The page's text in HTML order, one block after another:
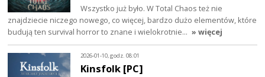
Wszystko już było. W Total Chaos też nie
znajdziecie niczego nowego, co więcej, bardzo dużo elementów, które
budują ten survival horror to znane i wielokrotnie… » więcej
2026-01-10, godz. 08:01
Kinsfolk [PC]